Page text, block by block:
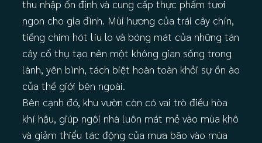
thu nhập ổn định và cung cấp thực phẩm tươi
ngon cho gia đình. Mùi hương của trái cây chín,
tiếng chim hót líu lo và bóng mát của những tán
cây cổ thụ tạo nên một không gian sống trong
lành, yên bình, tách biệt hoàn toàn khỏi sự ồn ào
của thế giới bên ngoài.
Bên cạnh đó, khu vườn còn có vai trò điều hòa
khí hậu, giúp ngôi nhà luôn mát mẻ vào mùa khô
và giảm thiểu tác động của mưa bão vào mùa